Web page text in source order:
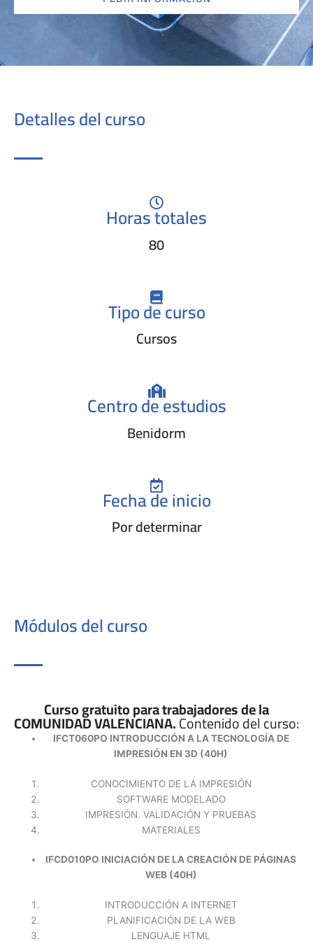
Detalles del curso
Horas totales
80
Tipo de curso
Cursos
Centro de estudios
Benidorm
Fecha de inicio
Por determinar
Módulos del curso
Curso gratuito para trabajadores de la
COMUNIDAD VALENCIANA.Contenido del curso:
IFCT060PO INTRODUCCIÓN A LA TECNOLOGÍA DE
IMPRESIÓN EN 3D (40H)
CONOCIMIENTO DE LA IMPRESIÓN
SOFTWARE MODELADO
IMPRESIÓN. VALIDACIÓN Y PRUEBAS
MATERIALES
IFCD010PO INICIACIÓN DE LA CREACIÓN DE PÁGINAS
WEB (40H)
INTRODUCCIÓN A INTERNET
PLANIFICACIÓN DE LA WEB
LENGUAJE HTML